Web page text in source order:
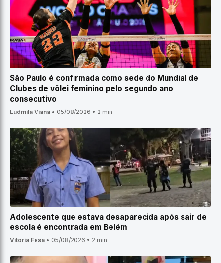
São Paulo é confirmada como sede do Mundial de
Clubes de vôlei feminino pelo segundo ano
consecutivo
Ludmila Viana • 05/08/2026 • 2 min
Adolescente que estava desaparecida após sair de
escola é encontrada em Belém
Vitoria Fesa • 05/08/2026 • 2 min